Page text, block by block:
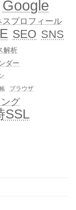
Google
スプロフィール
SEO SNS
解析
ダー
ブラウザ
グ
SSL